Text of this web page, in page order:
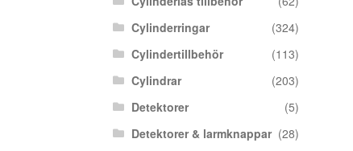
Cylinderringar
(324)
Cylindertillbehör
(113)
Cylindrar
(203)
Detektorer
(5)
Detektorer & larmknappar (28)